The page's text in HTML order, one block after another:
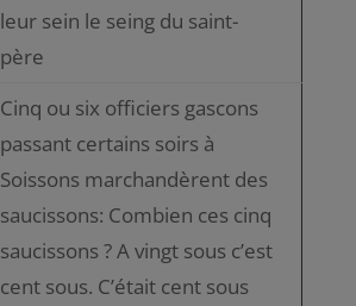
leur sein le seing du saint-
père
Cinq ou six officiers gascons
passant certains soirs à
Soissons marchandèrent des
saucissons: Combien ces cinq
saucissons ? A vingt sous c’est
cent sous. C’était cent sous